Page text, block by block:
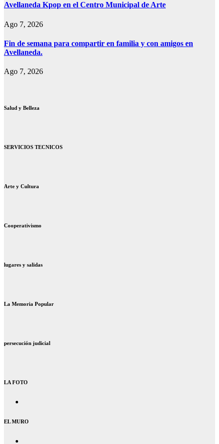
Avellaneda Kpop en el Centro Municipal de Arte
Ago 7, 2026
Fin de semana para compartir en familia y con amigos en
Avellaneda.
Ago 7, 2026
Salud y Belleza
SERVICIOS TECNICOS
Arte y Cultura
Cooperativismo
lugares y salidas
La Memoria Popular
persecución judicial
LA FOTO
EL MURO